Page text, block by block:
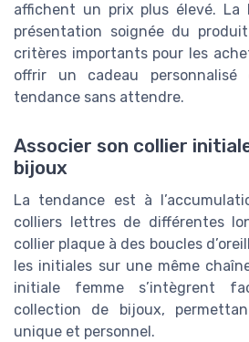
affichent un prix plus élevé. La
présentation soignée du
critères importants pour les
offrir un cadeau
tendance sans attendre.
Associer son collier
bijoux
La tendance est à
colliers lettres de différentes
collier plaque à des boucles
les initiales sur une même
initiale femme s’intègrent
collection de bijoux,
unique et personnel.